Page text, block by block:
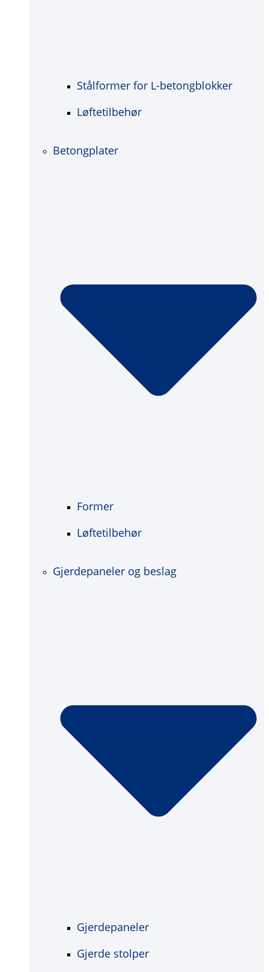
Stålformer for L-betongblokker
Løftetilbehør
Betongplater
Former
Løftetilbehør
Gjerdepaneler og beslag
Gjerdepaneler
Gjerde stolper